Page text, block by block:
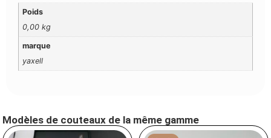
Poids
0,00 kg
marque
yaxell
Modèles de couteaux de la même gamme